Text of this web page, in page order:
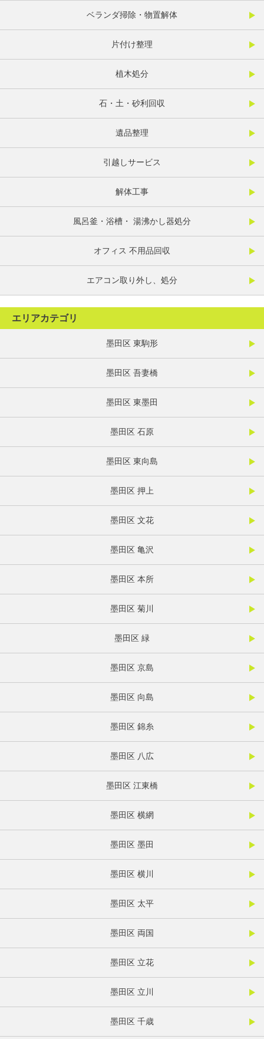
ベランダ掃除・物置解体
片付け整理
植木処分
石・土・砂利回収
遺品整理
引越しサービス
解体工事
風呂釜・浴槽・ 湯沸かし器処分
オフィス 不用品回収
エアコン取り外し、処分
エリアカテゴリ
墨田区 東駒形
墨田区 吾妻橋
墨田区 東墨田
墨田区 石原
墨田区 東向島
墨田区 押上
墨田区 文花
墨田区 亀沢
墨田区 本所
墨田区 菊川
墨田区 緑
墨田区 京島
墨田区 向島
墨田区 錦糸
墨田区 八広
墨田区 江東橋
墨田区 横網
墨田区 墨田
墨田区 横川
墨田区 太平
墨田区 両国
墨田区 立花
墨田区 立川
墨田区 千歳